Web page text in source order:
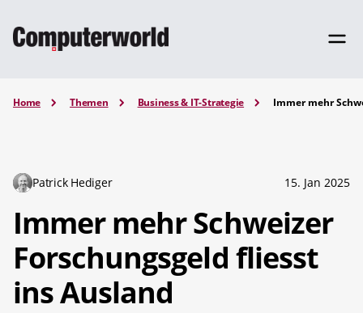
Home Themen Business & IT-Strategie Immer mehr
Patrick Hediger 15. Jan 2025
Immer mehr Schweizer
Forschungsgeld fliesst
ins Ausland